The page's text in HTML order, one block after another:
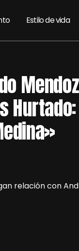
Estilo de vida